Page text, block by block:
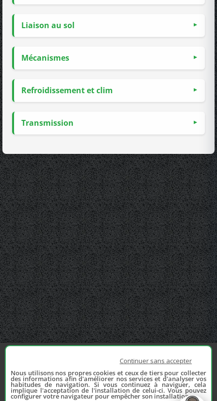
Liaison au sol
Mécanismes
Refroidissement et clim
Transmission
Continuer sans accepter
Nous utilisons nos propres cookies et ceux de tiers pour collecter
des informations afin d'améliorer nos services et d'analyser vos
habitudes de navigation. Si vous continuez à naviguer, cela
implique l'acceptation de l'installation de celui-ci. Vous pouvez
configurer votre navigateur pour empêcher son installation.